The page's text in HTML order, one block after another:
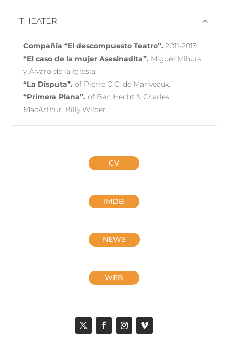
THEATER
Compañía “El descompuesto Teatro”. 2011-2013.
“El caso de la mujer Asesinadita”. Miguel Mihura
y Álvaro de la Iglesia.
“La Disputa”.of Pierre C.C. de Mariveaux.
“Primera Plana”.of Ben Hecht & Charles
MacArthur. Billy Wilder.
CV
IMDB
NEWS
WEB